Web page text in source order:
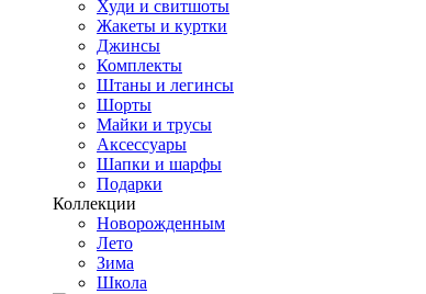
Худи и свитшоты
Жакеты и куртки
Джинсы
Комплекты
Штаны и легинсы
Шорты
Майки и трусы
Аксессуары
Шапки и шарфы
Подарки
Коллекции
Новорожденным
Лето
Зима
Школа